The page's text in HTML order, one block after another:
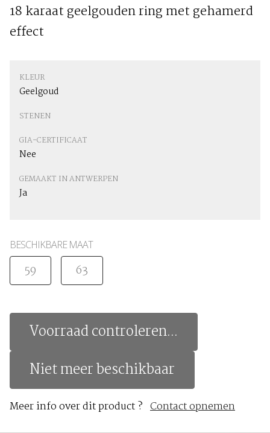
18 karaat geelgouden ring met gehamerd
effect
KLEUR
Geelgoud
STENEN
GIA-CERTIFICAAT
Nee
GEMAAKT IN ANTWERPEN
Ja
BESCHIKBARE MAAT
59 63
Voorraad controleren...
Niet meer beschikbaar
Meer info over dit product ? Contact opnemen